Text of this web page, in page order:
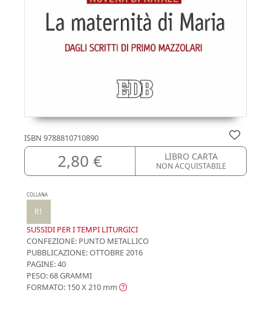
ISBN 9788810710890
2,80 € LIBRO CARTA
NON ACQUISTABILE
COLLANA
R1
SUSSIDI PER I TEMPI LITURGICI
CONFEZIONE: PUNTO METALLICO
PUBBLICAZIONE:OTTOBRE 2016
PAGINE: 40
PESO: 68 GRAMMI
FORMATO: 150 X 210 mm